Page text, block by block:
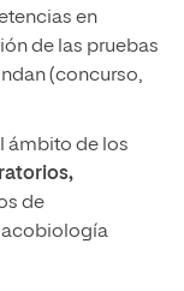
en
de las pruebas
(concurso,
ámbito de los
de